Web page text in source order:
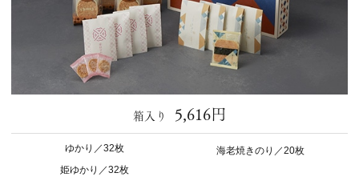
箱入り 5,616円
ゆかり／32枚
海老焼きのり／20枚
姫ゆかり／32枚